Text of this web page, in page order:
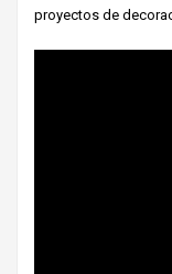
proyectos de